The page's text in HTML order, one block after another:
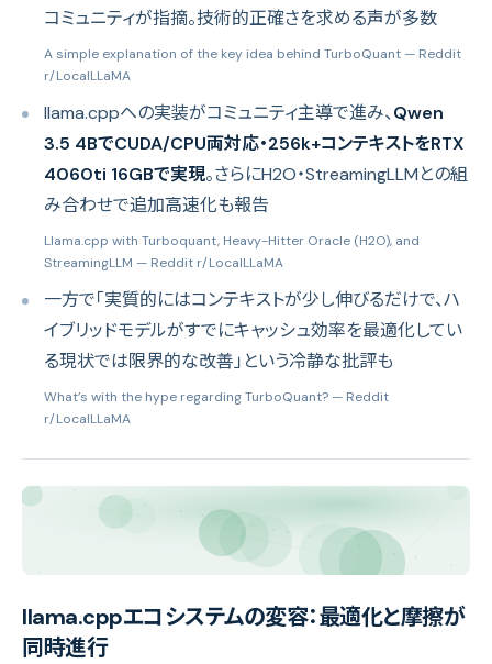
コミュニティが指摘。技術的正確さを求める声が多数
A simple explanation of the key idea behind TurboQuant — Reddit
r/LocalLLaMA
llama.cppへの実装がコミュニティ主導で進み、Qwen
3.5 4BでCUDA/CPU両対応・256k+コンテキストをRTX
4060ti 16GBで実現。さらにH2O・StreamingLLMとの組
み合わせで追加高速化も報告
Llama.cpp with Turboquant, Heavy-Hitter Oracle (H2O), and
StreamingLLM — Reddit r/LocalLLaMA
一方で「実質的にはコンテキストが少し伸びるだけで、ハ
イブリッドモデルがすでにキャッシュ効率を最適化してい
る現状では限界的な改善」という冷静な批評も
What’s with the hype regarding TurboQuant? — Reddit
r/LocalLLaMA
llama.cppエコシステムの変容：最適化と摩擦が
同時進行